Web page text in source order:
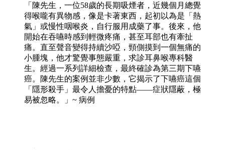
「陳先生，一位58歲的長期吸煙者，近幾個月總覺
得喉嚨有異物感，像是卡著東西，起初以為是「熱
氣」或慢性咽喉炎，自行服用成藥了事。後來，他
開始在吞嚥時感到輕微疼痛，甚至耳部也有牽扯
痛。直至聲音變得持續沙啞，頸側摸到一個無痛的
小腫塊，他才驚覺事態嚴重，求診耳鼻喉專科醫
生。經過一系列詳細檢查，最終確診為第三期下嚥
癌。陳先生的案例並非少數，它揭示了下嚥癌這個
「隱形殺手」最令人擔憂的特點——症狀隱蔽，極
易被忽略。」~ 病例